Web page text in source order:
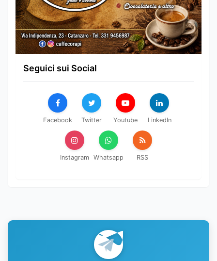
Seguici sui Social
Facebook Twitter Youtube LinkedIn
Instagram Whatsapp RSS